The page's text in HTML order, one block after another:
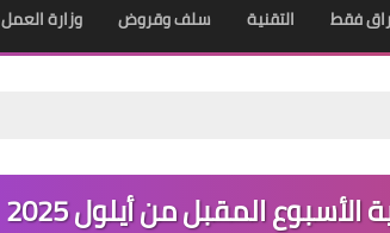
فقط التقنية سلف وقروض وزارة العمل
المقبل من أيلول 2025